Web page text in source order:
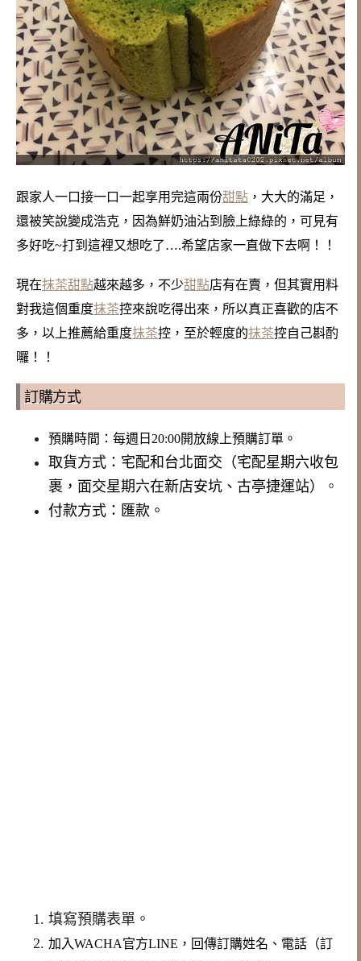
跟家人一口接一口一起享用完這兩份甜點 ，大大的滿足，
還被笑說變成浩克，因為鮮奶油沾到臉上綠綠的， 可見有
多好吃~打到這裡又想吃了….希望店家一直做下去啊！！
現在抹茶甜點越來越多，不少甜點店有在賣，但其實用料
對我這個重度抹茶控來說吃得出來， 所以真正喜歡的店不
多，以上推薦給重度抹茶控，至於輕度的抹茶控自己斟酌
囉！！
訂購方式
預購時間：每週日20:00開放線上預購訂單。
取貨方式：宅配和台北面交（宅配星期六收包
裹，面交星期六在新店安坑、古亭捷運站）
。
付款方式：匯款。
填寫預購表單。
加入WACHA官方LINE，回傳訂購姓名、電話（訂